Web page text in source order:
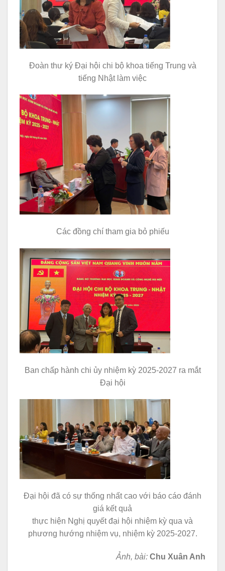
Đoàn thư ký Đại hội chi bộ khoa tiếng Trung và
tiếng Nhật làm việc
Các đồng chí tham gia bỏ phiếu
Ban chấp hành chi ủy nhiệm kỳ 2025-2027 ra mắt
Đại hội
Đại hội đã có sự thống nhất cao với báo cáo đánh
giá kết quả
thực hiện Nghị quyết đại hội nhiệm kỳ qua và
phương hướng nhiệm vụ, nhiệm kỳ 2025-2027.
Ảnh, bài: Chu Xuân Anh